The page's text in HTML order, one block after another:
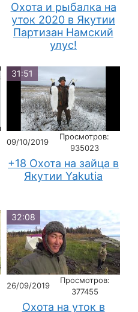
Охота и рыбалка на
уток 2020 в Якутии
Партизан Намский
улус!
31:51
09/10/2019
Просмотров:
935023
+18 Охота на зайца в
Якутии Yakutia
32:08
26/09/2019
Просмотров:
377455
Охота на уток в